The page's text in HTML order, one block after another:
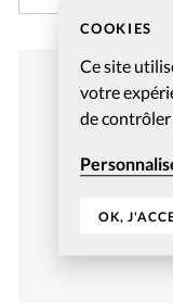
COOKIES
Ce site
votre
de contrôler
OK,